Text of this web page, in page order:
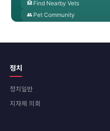
정치
정치일반
지자체 의회